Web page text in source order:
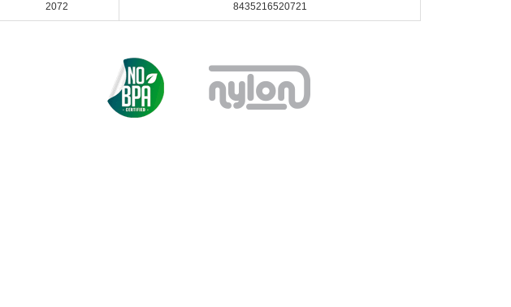
2072 8435216520721